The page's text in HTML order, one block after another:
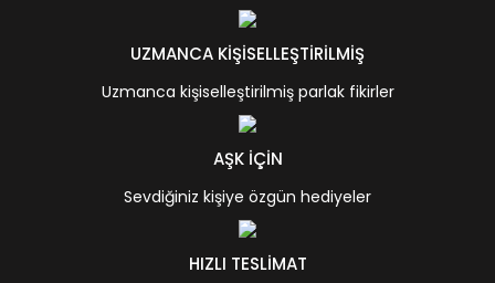
UZMANCA KİŞİSELLEŞTİRİLMİŞ
Uzmanca kişiselleştirilmiş parlak fikirler
AŞK İÇİN
Sevdiğiniz kişiye özgün hediyeler
HIZLI TESLİMAT